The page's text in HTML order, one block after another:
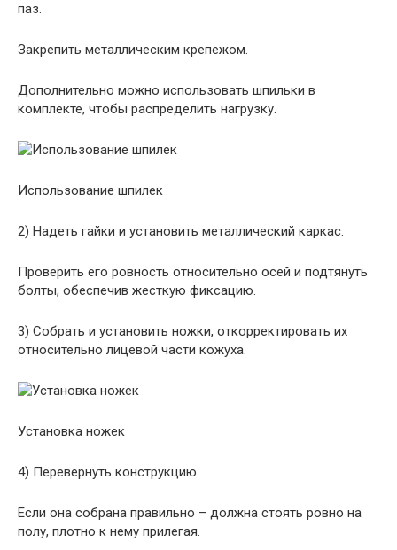
паз.
Закрепить металлическим крепежом.
Дополнительно можно использовать шпильки в
комплекте, чтобы распределить нагрузку.
Использование шпилек
2) Надеть гайки и установить металлический каркас.
Проверить его ровность относительно осей и подтянуть
болты, обеспечив жесткую фиксацию.
3) Собрать и установить ножки, откорректировать их
относительно лицевой части кожуха.
Установка ножек
4) Перевернуть конструкцию.
Если она собрана правильно – должна стоять ровно на
полу, плотно к нему прилегая.